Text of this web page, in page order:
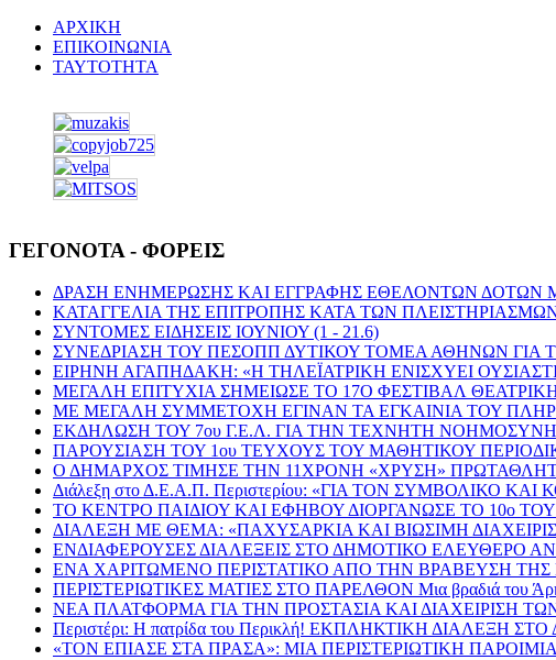
ΑΡΧΙΚΗ
ΕΠΙΚΟΙΝΩΝΙΑ
ΤΑΥΤΟΤΗΤΑ
ΓΕΓΟΝΟΤΑ - ΦΟΡΕΙΣ
ΔΡΑΣΗ ΕΝΗΜΕΡΩΣΗΣ ΚΑΙ ΕΓΓΡΑΦΗΣ ΕΘΕΛΟΝΤΩΝ
ΚΑΤΑΓΓΕΛΙΑ ΤΗΣ ΕΠΙΤΡΟΠΗΣ ΚΑΤΑ ΤΩΝ ΠΛΕΙΣΤΗΡΙΑΣΜΩΝ
ΣΥΝΤΟΜΕΣ ΕΙΔΗΣΕΙΣ ΙΟΥΝΙΟΥ (1 - 21.6)
ΣΥΝΕΔΡΙΑΣΗ ΤΟΥ ΠΕΣΟΠΠ ΔΥΤΙΚΟΥ ΤΟΜΕΑ ΑΘΗΝΩΝ ΓΙΑ
ΕΙΡΗΝΗ ΑΓΑΠΗΔΑΚΗ: «Η ΤΗΛΕΪΑΤΡΙΚΗ ΕΝΙΣΧΥΕΙ
ΜΕΓΑΛΗ ΕΠΙΤΥΧΙΑ ΣΗΜΕΙΩΣΕ ΤΟ 17Ο ΦΕΣΤΙΒΑΛ
ΜΕ ΜΕΓΑΛΗ ΣΥΜΜΕΤΟΧΗ ΕΓΙΝΑΝ ΤΑ ΕΓΚΑΙΝΙΑ ΤΟΥ
ΕΚΔΗΛΩΣΗ ΤΟΥ 7ου Γ.Ε.Λ. ΓΙΑ ΤΗΝ ΤΕΧΝΗΤΗ
ΠΑΡΟΥΣΙΑΣΗ ΤΟΥ 1ου ΤΕΥΧΟΥΣ ΤΟΥ ΜΑΘΗΤΙΚΟΥ
Ο ΔΗΜΑΡΧΟΣ ΤΙΜΗΣΕ ΤΗΝ 11ΧΡΟΝΗ «ΧΡΥΣΗ»
Διάλεξη στο Δ.Ε.Α.Π. Περιστερίου: «ΓΙΑ ΤΟΝ
ΤΟ ΚΕΝΤΡΟ ΠΑΙΔΙΟΥ ΚΑΙ ΕΦΗΒΟΥ ΔΙΟΡΓΑΝΩΣΕ ΤΟ 10ο
ΔΙΑΛΕΞΗ ΜΕ ΘΕΜΑ: «ΠΑΧΥΣΑΡΚΙΑ ΚΑΙ ΒΙΩΣΙΜΗ
ΕΝΔΙΑΦΕΡΟΥΣΕΣ ΔΙΑΛΕΞΕΙΣ ΣΤΟ ΔΗΜΟΤΙΚΟ ΕΛΕΥΘΕΡΟ
ΕΝΑ ΧΑΡΙΤΩΜΕΝΟ ΠΕΡΙΣΤΑΤΙΚΟ ΑΠΟ ΤΗΝ ΒΡΑΒΕΥΣΗ ΤΗΣ
ΠΕΡΙΣΤΕΡΙΩΤΙΚΕΣ ΜΑΤΙΕΣ ΣΤΟ ΠΑΡΕΛΘΟΝ Μια βραδιά του Άρη
ΝΕΑ ΠΛΑΤΦΟΡΜΑ ΓΙΑ ΤΗΝ ΠΡΟΣΤΑΣΙΑ ΚΑΙ ΔΙΑΧΕΙΡΙΣΗ
Περιστέρι: Η πατρίδα του Περικλή! ΕΚΠΛΗΚΤΙΚΗ
«ΤΟΝ ΕΠΙΑΣΕ ΣΤΑ ΠΡΑΣΑ»: ΜΙΑ ΠΕΡΙΣΤΕΡΙΩΤΙΚΗ